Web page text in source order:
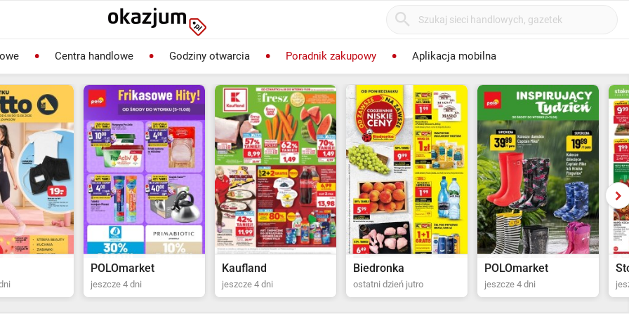
Centra handlowe Godziny otwarcia Poradnik zakupowy Aplikacja mobilna
Kaufland
jeszcze 4 dni
Biedronka
ostatni dzień jutro
POLOmarket
jeszcze 4 dni jeszcze 5 dni